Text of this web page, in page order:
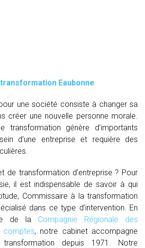
Eaubonne
une société consiste à changer sa
créer une nouvelle personne morale.
transformation génère d’importants
d’une entreprise et requière des
de transformation d’entreprise ? Pour
il est indispensable de savoir à qui
Commissaire à la transformation
dans ce type d’intervention. En
de la Compagnie Régionale des
comptes, notre cabinet accompagne
depuis 1971. Notre